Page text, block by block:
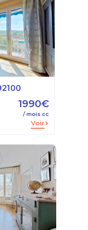
1990€
/ mois cc
Voir